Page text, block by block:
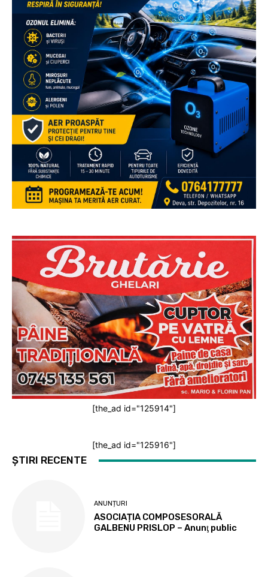
[the_ad id="125914"]
[the_ad id="125916"]
ȘTIRI RECENTE
ANUNȚURI
ASOCIAȚIA COMPOSESORALĂ
GALBENU PRISLOP – Anunţ public